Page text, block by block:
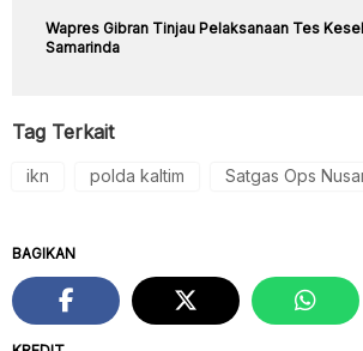
Wapres Gibran Tinjau Pelaksanaan Tes
Samarinda
Tag Terkait
ikn polda kaltim Satgas Ops
BAGIKAN